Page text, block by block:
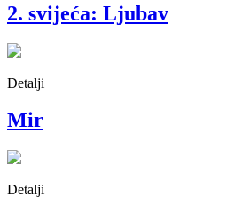
2. svijeća: Ljubav
Detalji
Mir
Detalji